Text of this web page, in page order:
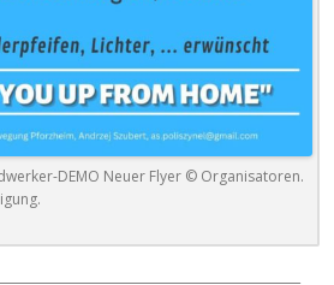
DEMO Neuer Flyer © Organisatoren.